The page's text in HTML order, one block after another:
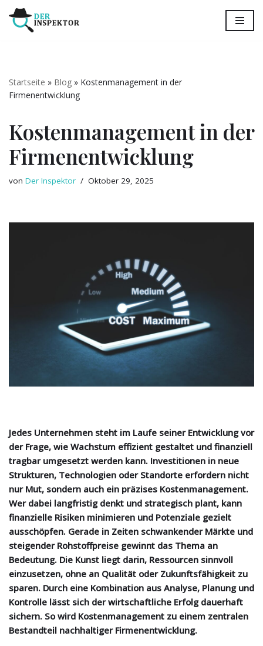
Startseite » Blog » Kostenmanagement in der
Firmenentwicklung
Kostenmanagement in der
Firmenentwicklung
von Der Inspektor Oktober 29, 2025
Jedes Unternehmen steht im Laufe seiner Entwicklung vor
der Frage, wie Wachstum effizient gestaltet und finanziell
tragbar umgesetzt werden kann. Investitionen in neue
Strukturen, Technologien oder Standorte erfordern nicht
nur Mut, sondern auch ein präzises Kostenmanagement.
Wer dabei langfristig denkt und strategisch plant, kann
finanzielle Risiken minimieren und Potenziale gezielt
ausschöpfen. Gerade in Zeiten schwankender Märkte und
steigender Rohstoffpreise gewinnt das Thema an
Bedeutung. Die Kunst liegt darin, Ressourcen sinnvoll
einzusetzen, ohne an Qualität oder Zukunftsfähigkeit zu
sparen. Durch eine Kombination aus Analyse, Planung und
Kontrolle lässt sich der wirtschaftliche Erfolg dauerhaft
sichern. So wird Kostenmanagement zu einem zentralen
Bestandteil nachhaltiger Firmenentwicklung.